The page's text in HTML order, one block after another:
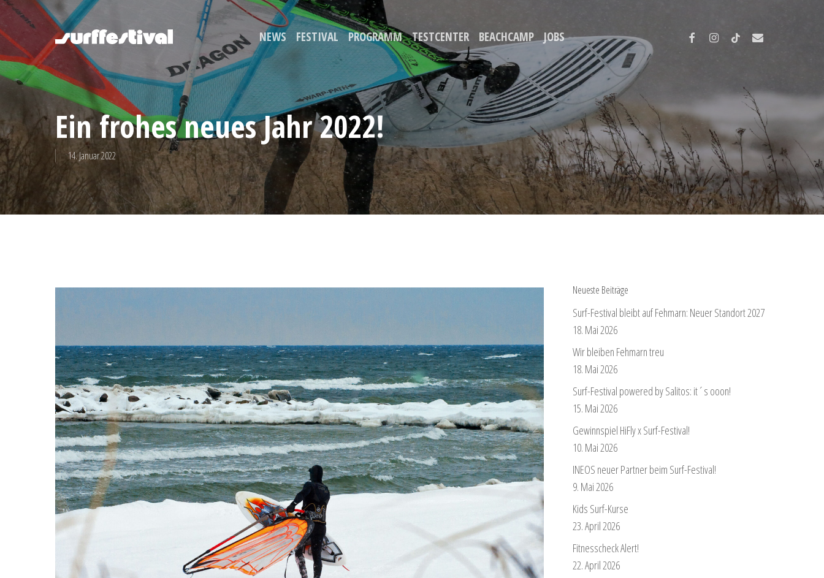
Skip
to
main
content
NEWS FESTIVAL PROGRAMM TESTCENTER BEACHCAMP JOBS FACEBOOKINSTAGRAM
TIKTOKEMAIL
Ein frohes neues Jahr 2022!
14. Januar 2022
Neueste Beiträge
Surf-Festival bleibt auf Fehmarn: Neuer Standort 2027
18. Mai 2026
Wir bleiben Fehmarn treu
18. Mai 2026
Surf-Festival powered by Salitos: it´s ooon!
15. Mai 2026
Gewinnspiel HiFly x Surf-Festival!
10. Mai 2026
INEOS neuer Partner beim Surf-Festival!
9. Mai 2026
Kids Surf-Kurse
23. April 2026
Fitnesscheck Alert!
22. April 2026